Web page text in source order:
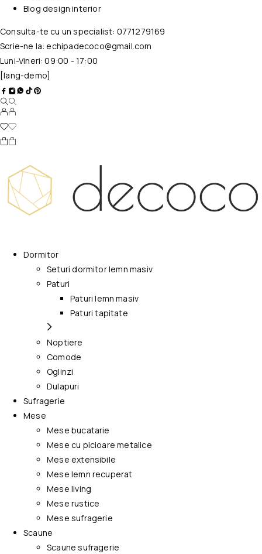
Blog design interior
Consulta-te cu un specialist: 0771279169
Scrie-ne la:echipadecoco@gmail.com
Luni-Vineri: 09:00 - 17:00
[lang-demo]
Dormitor
Seturi dormitor lemn masiv
Paturi
Paturi lemn masiv
Paturi tapitate
Noptiere
Comode
Oglinzi
Dulapuri
Sufragerie
Mese
Mese bucatarie
Mese cu picioare metalice
Mese extensibile
Mese lemn recuperat
Mese living
Mese rustice
Mese sufragerie
Scaune
Scaune sufragerie